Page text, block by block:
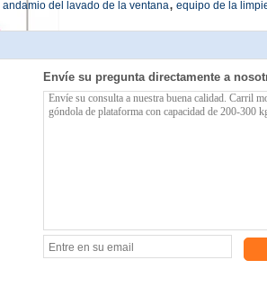
andamio del lavado de la ventana, equipo de la
Envíe su pregunta directamente a